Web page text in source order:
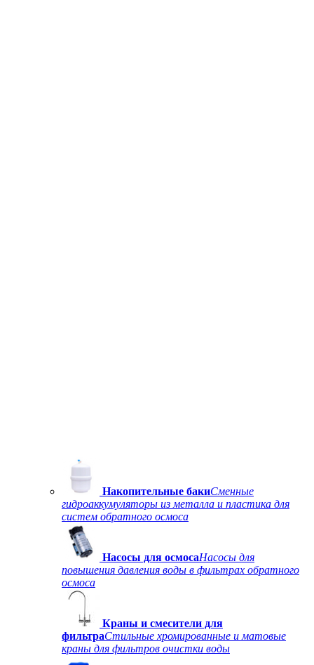
Накопительные бакиСменные
гидроаккумуляторы из металла и пластика для
систем обратного осмоса
Насосы для осмосаНасосы для
повышения давления воды в фильтрах обратного
осмоса
Краны и смесители для
фильтраСтильные хромированные и матовые
краны для фильтров очистки воды